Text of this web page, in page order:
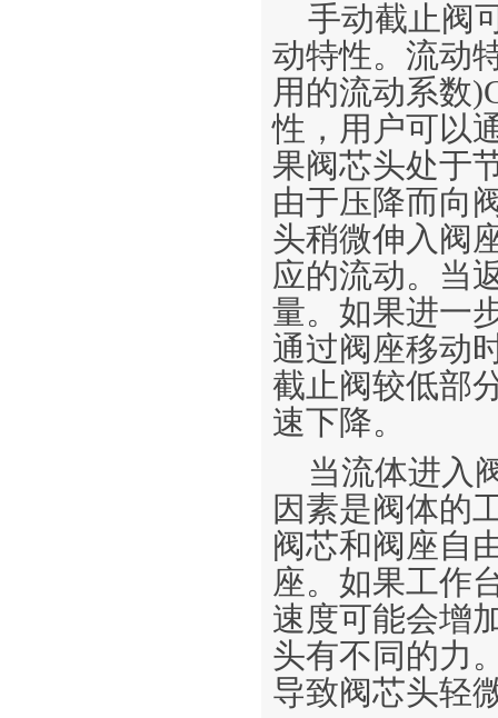
手动截止阀
动特性。流动
用的流动系数
性，用户可以
果阀芯头处于
由于压降而向
头稍微伸入阀
应的流动。当
量。如果进一
通过阀座移动
截止阀较低部
速下降。
当流体进入
因素是阀体的
阀芯和阀座自
座。如果工作
速度可能会增
头有不同的力
导致阀芯头轻